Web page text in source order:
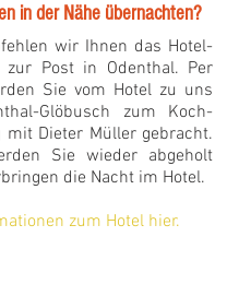
in der Nähe übernachten?
wir Ihnen das Hotel-
zur Post in Odenthal. Per
Sie vom Hotel zu uns
Glöbusch zum Koch-
mit Dieter Müller gebracht.
Sie wieder abgeholt
die Nacht im Hotel.
zum Hotel hier.